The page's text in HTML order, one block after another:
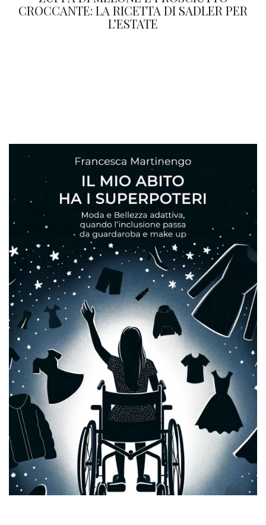
CROCCANTE: LA RICETTA DI SADLER PER
L’ESTATE